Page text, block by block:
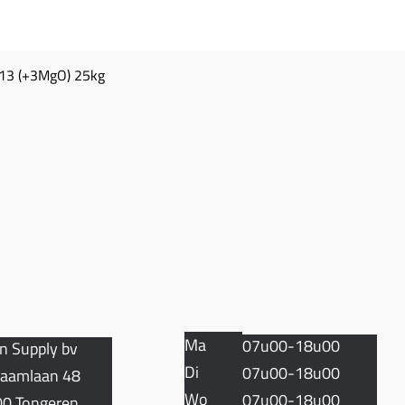
(+3MgO) 25kg
Supply bv
48
Ma
Di
Wo
07u00-18u00
07u00-18u00